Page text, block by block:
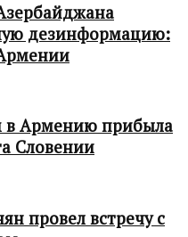
дезинформацию:
в Армению прибыла
Словении
провел встречу с